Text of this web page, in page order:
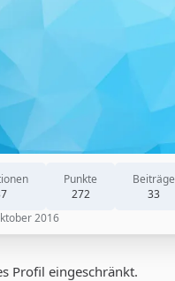
Punkte
272
Beiträge
33
2016
Profil eingeschränkt.